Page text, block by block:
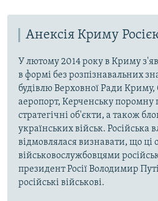
Анексія Криму
У лютому 2014 року в Криму
в формі без розпізнавальних
будівлю Верховної Ради
аеропорт, Керченську поромну
стратегічні об'єкти, а також
українських військ. Російська
відмовлялася визнавати, що ці
військовослужбовцями
президент Росії Володимир
російські військові.